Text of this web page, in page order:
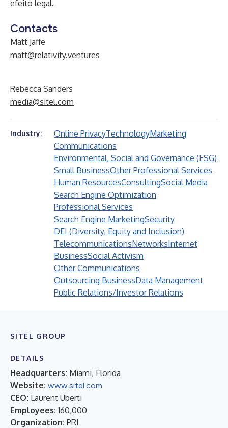
efeito legal.
Contacts
Matt Jaffe
matt@relativity.ventures
Rebecca Sanders
media@sitel.com
Industry: Online PrivacyTechnologyMarketing
Communications
Environmental, Social and Governance (ESG)
Small BusinessOther Professional Services
Human ResourcesConsultingSocial Media
Search Engine Optimization
Professional Services
Search Engine MarketingSecurity
DEI (Diversity, Equity and Inclusion)
TelecommunicationsNetworksInternet
BusinessSocial Activism
Other Communications
Outsourcing BusinessData Management
Public Relations/Investor Relations
SITEL GROUP
DETAILS
Headquarters: Miami, Florida
Website: www.sitel.com
CEO: Laurent Uberti
Employees: 160,000
Organization: PRI